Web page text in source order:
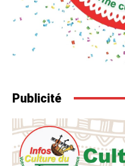
Publicité